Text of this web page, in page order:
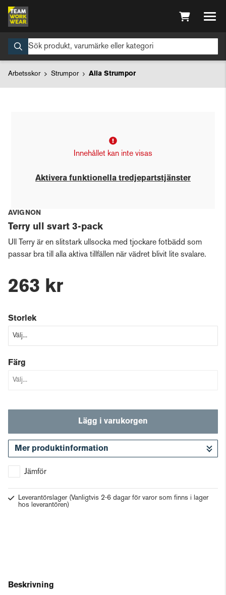
Arbetsskor Strumpor Alla Strumpor
Innehållet kan inte visas
Aktivera funktionella tredjepartstjänster
AVIGNON
Terry ull svart 3-pack
Ull Terry är en slitstark ullsocka med tjockare fotbädd som
passar bra till alla aktiva tillfällen när vädret blivit lite svalare.
263 kr
Storlek
Färg
Lägg i varukorgen
Mer produktinformation
Jämför
Leverantörslager (Vanligtvis 2-6 dagar för varor som finns i lager
hos leverantören)
Beskrivning